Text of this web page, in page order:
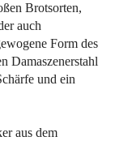
Brotsorten,
auch
Form des
Damaszenerstahl
und ein
aus dem